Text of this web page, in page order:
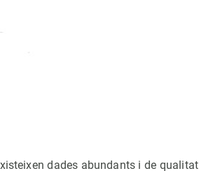
dades abundants i de qualitat